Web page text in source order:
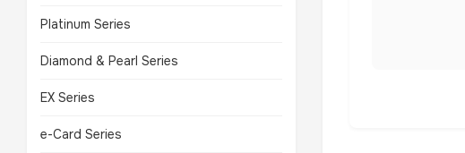
Platinum Series
Diamond & Pearl Series
EX Series
e-Card Series